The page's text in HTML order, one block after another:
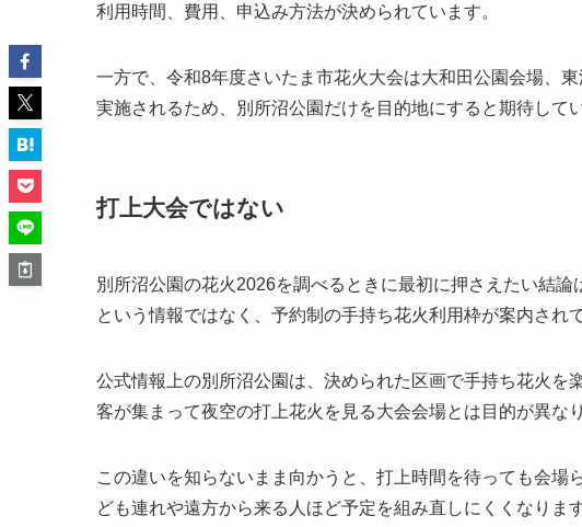
利用時間、費用、申込み方法が決められています。
一方で、令和8年度さいたま市花火大会は大和田公園会場、
実施されるため、別所沼公園だけを目的地にすると期待して
打上大会ではない
別所沼公園の花火2026を調べるときに最初に押さえたい結
という情報ではなく、予約制の手持ち花火利用枠が案内され
公式情報上の別所沼公園は、決められた区画で手持ち花火を
客が集まって夜空の打上花火を見る大会会場とは目的が異なり
この違いを知らないまま向かうと、打上時間を待っても会場
ども連れや遠方から来る人ほど予定を組み直しにくくなります